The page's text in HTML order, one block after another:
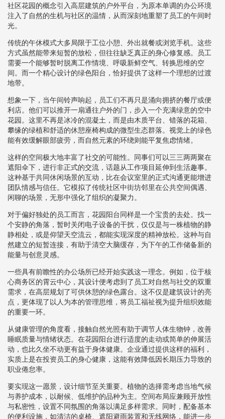
社区花园的概念引入高层建筑的户外平台，为原本单调的办公环境
注入了自然的生机与社区的温情，从而深刻地重塑了员工的午间时
光。
传统的午休模式大多局限于工位小憩、外出就餐或浏览手机。这些
方式虽然能带来短暂的放松，但往往缺乏真正的身心修复感。员工
需要一个能够暂时脱离工作情境、呼吸新鲜空气、转换思维的空
间。而一个精心设计的绿色阳台，恰好提供了这样一个理想的过渡
地带。
想象一下，当午间铃声响起，员工们不再只是涌向拥挤的餐厅或便
利店。他们可以推开一扇通往户外的门，步入一个充满绿意的空中
花园。这里不再是冰冷的混凝土，而是由木质平台、错落的花箱、
攀缘的绿植和舒适的休憩座椅构成的微型生态群落。视觉上的绿色
能有效缓解眼部疲劳，而自然元素的环绕则能平复焦虑情绪。
这样的空间极大地丰富了社交的可能性。同事们可以三三两两聚在
遮阳伞下，进行非正式的交流，话题从工作项目延伸到生活趣事。
这种基于共同休闲场景的互动，比在会议室里的正式沟通更能增进
团队情感与信任。它模拟了传统社区中街坊邻里在公共空间偶遇、
闲聊的场景，无形中强化了组织的凝聚力。
对于偏好独处的员工而言，花园阳台同样是一个宝贵的去处。找一
个安静的角落，暂时关闭电子设备的干扰，仅仅是与一株植物的静
静相处，或是仰望天空流云，都能实现深度的精神放松。这种与自
然建立的短暂连接，有助于清空大脑缓存，为下午的工作储备新的
能量与创意灵感。
一些具有前瞻性的办公场所已经开始实践这一理念。例如，位于核
心商务区的霄云中心，其设计便考虑到了员工对自然与社交的双重
需求，在高层规划了可供休憩的绿色露台。这不仅是建筑设计的亮
点，更体现了以人为本的管理思维，将员工福祉视为提升组织效能
的重要一环。
从健康管理的角度看，接触自然光照有助于调节人体生物钟，改善
睡眠质量与情绪状态。在花园阳台进行适度的走动或简单的伸展活
动，也比久坐不动更有益于身体健康。企业通过提供这样的福利，
实质上是在投资员工的身心健康，这能有效降低因长期压力导致的
职业倦怠率。
要实现这一愿景，设计细节至关重要。植物的选择需考虑当地气候
与养护成本，以耐候、低维护的品种为主。空间布局应兼顾开放性
与私密性，设置不同氛围的角落以满足多样需求。同时，配备基本
的便利设施，如清洁的桌椅、遮阳避雨装置和无线网络，能进一步